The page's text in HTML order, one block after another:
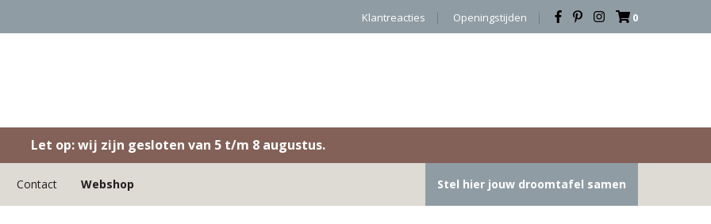
Klantreacties Openingstijden 0
Let op: wij zijn gesloten van 5 t/m 8 augustus.
Contact Webshop Stel hier jouw droomtafel samen